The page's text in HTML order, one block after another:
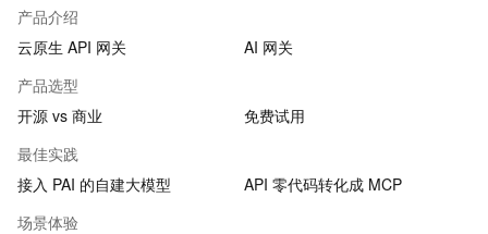
产品介绍
云原生 API 网关
AI 网关
产品选型
开源 vs 商业
免费试用
最佳实践
接入 PAI 的自建大模型
API 零代码转化成 MCP
场景体验